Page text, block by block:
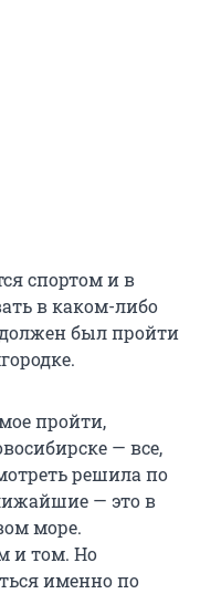
спортом и в
в каком-либо
был пройти
пройти,
— все,
решила по
— это в
море.
и том. Но
именно по